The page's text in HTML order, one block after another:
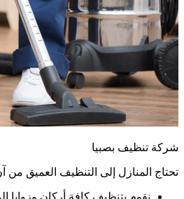
شركة تنظيف بصبيا
تحتاج المنازل إلى التنظيف العميق من